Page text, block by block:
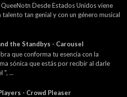
Desde Estados Unidos viene
tan genial y con un género musical
the Standbys - Carousel
que conforma tu esencia con la
sónica que estás por recibir al darle
", ...
- Crowd Pleaser